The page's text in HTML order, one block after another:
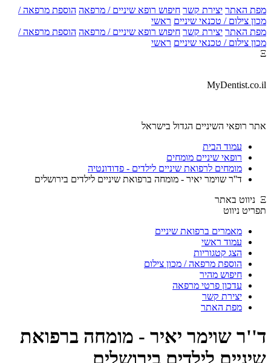
מפת האתר יצירת קשר חיפוש רופא שיניים / מרפאה הוספת מרפאה /
מכון צילום / טכנאי שיניים ראשי
מפת האתר יצירת קשר חיפוש רופא שיניים / מרפאה הוספת מרפאה /
מכון צילום / טכנאי שיניים ראשי
Ξ
MyDentist.co.il
אתר רופאי השיניים הגדול בישראל
עמוד הבית
רופאי שיניים מומחים
מומחים לרפואת שיניים לילדים - פדודונטיה
ד''ר שוימר יאיר - מומחה ברפואת שיניים לילדים בירושלים
Ξ ניווט באתר
תפריט ניווט
מאמרים ברפואת שיניים
עמוד ראשי
הצג קטגוריות
הוספת מרפאה / מכון צילום
חיפוש מהיר
עדכון פרטי מרפאה
יצירת קשר
מפת האתר
ד''ר שוימר יאיר - מומחה ברפואת